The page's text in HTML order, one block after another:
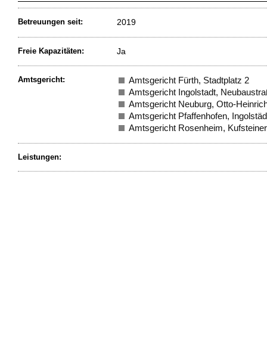
Betreuungen seit: 2019
Freie Kapazitäten: Ja
Amtsgericht:
Amtsgericht Fürth, Stadtplatz 2
Amtsgericht Ingolstadt,
Amtsgericht Neuburg, Otto-
Amtsgericht Pfaffenhofen,
Amtsgericht Rosenheim,
Leistungen: